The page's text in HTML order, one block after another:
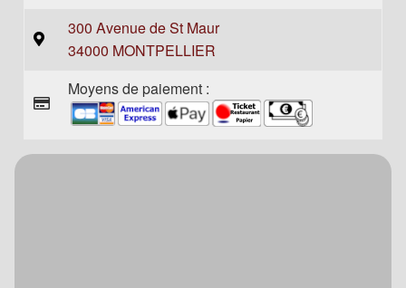
300 Avenue de St Maur
34000 MONTPELLIER
Moyens de paiement :